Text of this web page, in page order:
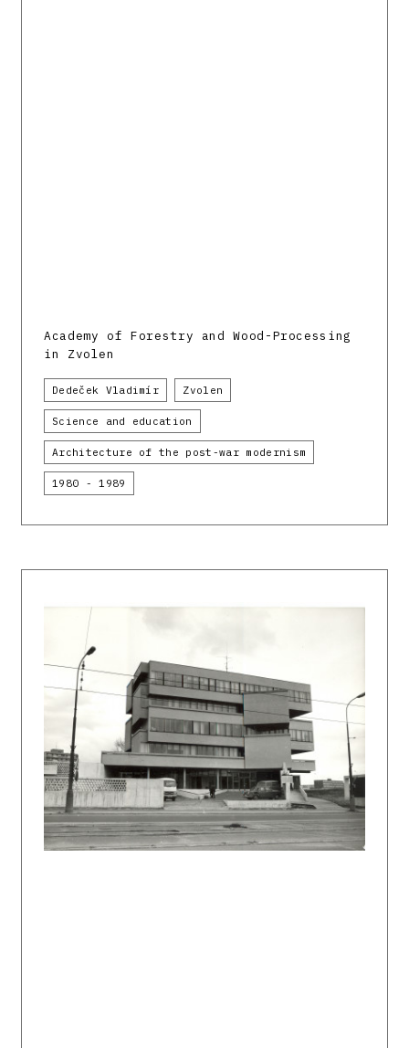
Academy of Forestry and Wood-Processing
in Zvolen
Dedeček Vladimír Zvolen
Science and education
Architecture of the post-war modernism
1980 - 1989